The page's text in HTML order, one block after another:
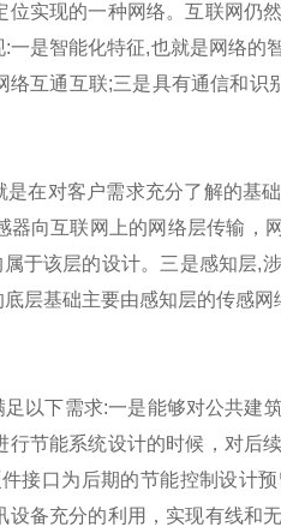
实现的一种网络。互联网仍
是智能化特征,也就是网络的
互通互联;三是具有通信和识
在对客户需求充分了解的基
向互联网上的网络层传输，
于该层的设计。三是感知层,
层基础主要由感知层的传感网
下需求:一是能够对公共建
节能系统设计的时候，对后
接口为后期的节能控制设计
备充分的利用，实现有线和